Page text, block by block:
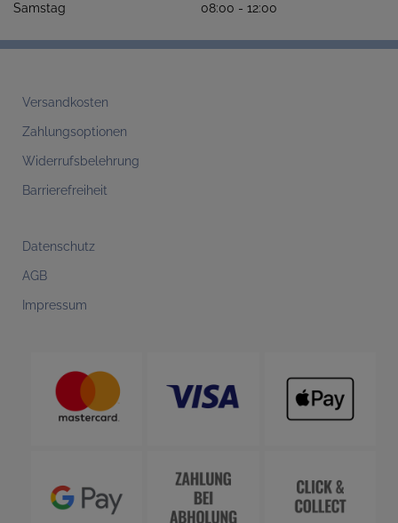
Samstag 08:00 - 12:00
Versandkosten
Zahlungsoptionen
Widerrufsbelehrung
Barrierefreiheit
Datenschutz
AGB
Impressum